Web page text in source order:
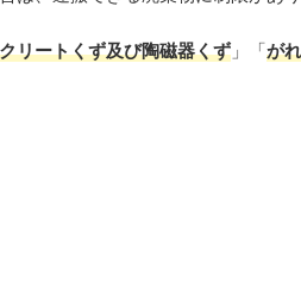
リートくず及び陶磁器くず 」「が